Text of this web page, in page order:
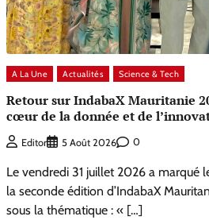
A La Une Actualités Science & Tech
Retour sur IndabaX Mauritanie
cœur de la donnée et de
Editor 5 Août 2026 0
Le vendredi 31 juillet 2026 a marqué
la seconde édition d’IndabaX
sous la thématique : « […]